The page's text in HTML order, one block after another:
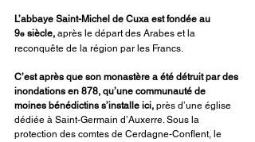
L’abbaye Saint-Michel de Cuxa est fondée au
9e siècle, après le départ des Arabes et la
reconquête de la région par les Francs.
C’est après que son monastère a été détruit par des
inondations en 878, qu’une communauté de
moines bénédictins s’installe ici, près d’une église
dédiée à Saint-Germain d’Auxerre. Sous la
protection des comtes de Cerdagne-Conflent, le